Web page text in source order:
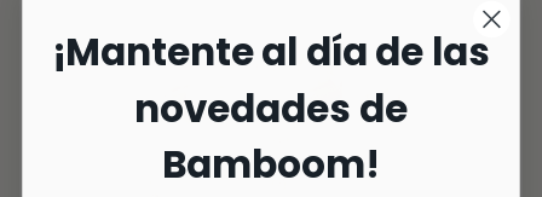
¡Mantente al día de las
novedades de
Bamboom!